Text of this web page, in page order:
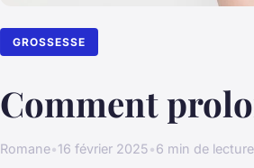
GROSSESSE
Comment
Romane•16 février 2025•6 min de lecture